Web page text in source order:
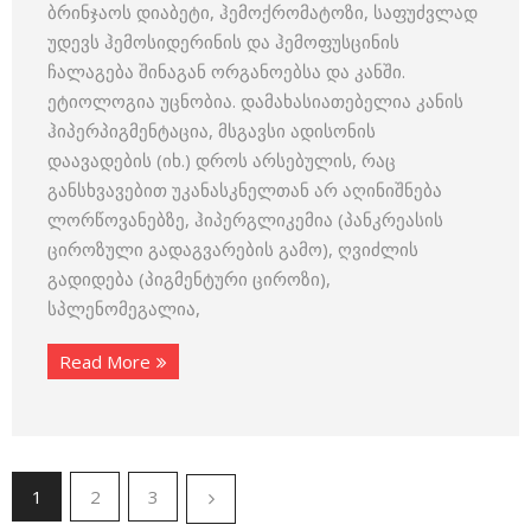
ბრინჯაოს დიაბეტი, ჰემოქრომატოზი, საფუძვლად
უდევს ჰემოსიდერინის და ჰემოფუსცინის
ჩალაგება შინაგან ორგანოებსა და კანში.
ეტიოლოგია უცნობია. დამახასიათებელია კანის
ჰიპერპიგმენტაცია, მსგავსი ადისონის
დაავადების (იხ.) დროს არსებულის, რაც
განსხვავებით უკანასკნელთან არ აღინიშნება
ლორწოვანებზე, ჰიპერგლიკემია (პანკრეასის
ციროზული გადაგვარების გამო), ღვიძლის
გადიდება (პიგმენტური ციროზი),
სპლენომეგალია,
Read More
1 2 3